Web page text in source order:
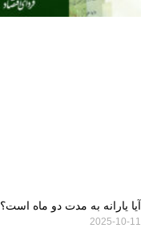
آیا یارانه به مدت دو ماه است؟
2025-10-11